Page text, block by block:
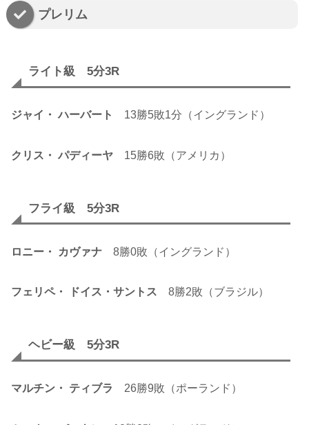
プレリム
ライト級 5分3R
ジャイ・ ハーバート 13勝5敗1分（イングランド）
クリス・ パディーヤ 15勝6敗（アメリカ）
フライ級 5分3R
ロニー・ カヴァナ 8勝0敗（イングランド）
フェリペ・ ドイス・サントス 8勝2敗（ブラジル）
ヘビー級 5分3R
マルチン・ ティブラ 26勝9敗（ポーランド）